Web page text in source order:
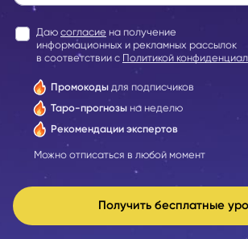
Даю согласие на получение
информационных и рекламных рассылок
в соответствии с Политикой
Промокоды для подписчиков
Таро-прогнозы на неделю
Рекомендации экспертов
Можно отписаться в любой момент
Получить бесплатные